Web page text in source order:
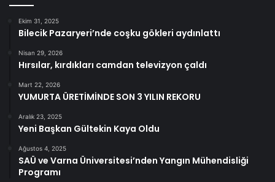
Ekim 31, 2025
Bilecik Pazaryeri’nde coşku gökleri aydınlattı
Nisan 29, 2026
Hırsılar, kırdıkları camdan televizyon çaldı
Mart 22, 2026
YUMURTA ÜRETİMİNDE SON 3 YILIN REKORU
Aralık 23, 2025
Yeni Başkan Gültekin Kaya Oldu
Ağustos 4, 2025
SAÜ ve Varna Üniversitesi’nden Yangın Mühendisliği
Programı